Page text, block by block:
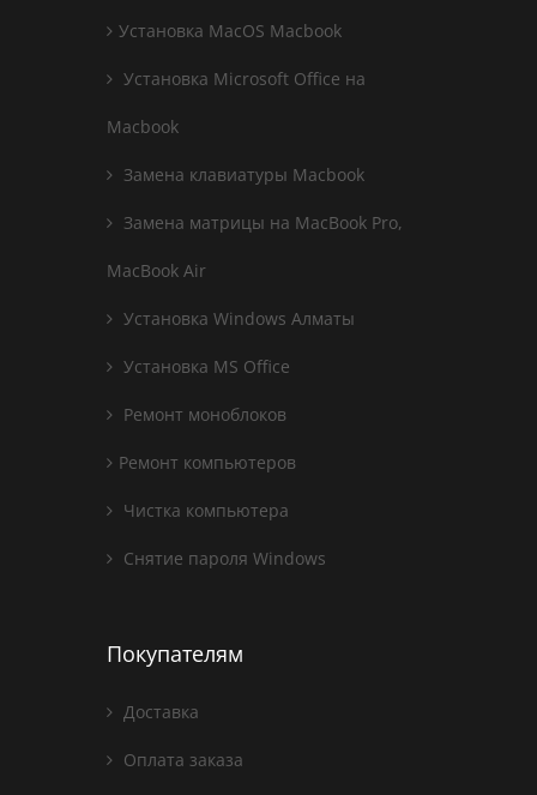
Установка MacOS Macbook
Установка Microsoft Office на
Macbook
Замена клавиатуры Macbook
Замена матрицы на MacBook Pro,
MacBook Air
Установка Windows Алматы
Установка MS Office
Ремонт моноблоков
Ремонт компьютеров
Чистка компьютера
Снятие пароля Windows
Покупателям
Доставка
Оплата заказа